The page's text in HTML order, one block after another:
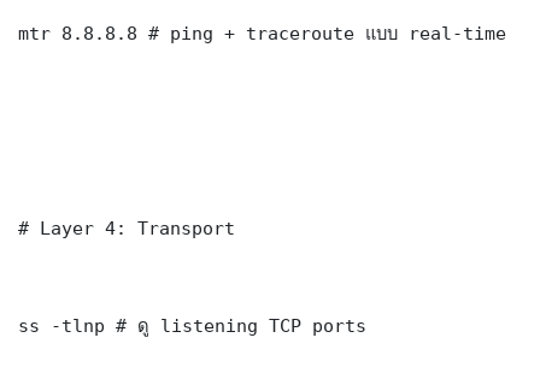
mtr 8.8.8.8 # ping + traceroute แบบ real-time
# Layer 4: Transport
ss -tlnp # ดู listening TCP ports